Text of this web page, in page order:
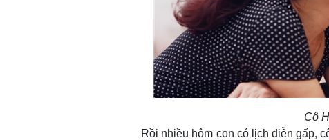
Cô
Rồi nhiều hôm con có lịch diễn gấp,